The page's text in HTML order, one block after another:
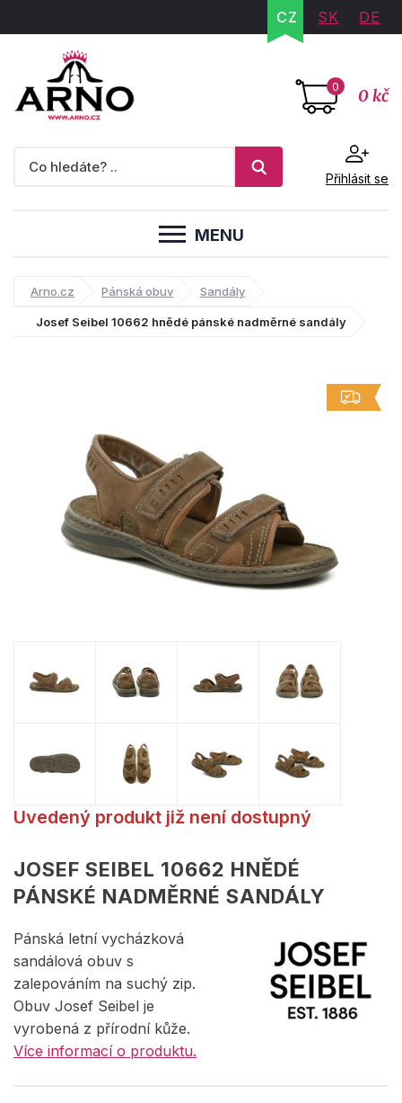
CZ SK DE
0 0 kč
Přihlásit se
MENU
Arno.cz Pánská obuv Sandály
Josef Seibel 10662 hnědé pánské nadměrné sandály
Uvedený produkt již není dostupný
JOSEF SEIBEL 10662 HNĚDÉ
PÁNSKÉ NADMĚRNÉ SANDÁLY
Pánská letní vycházková
sandálová obuv s
zalepováním na suchý zip.
Obuv Josef Seibel je
vyrobená z přírodní kůže.
Více informací o produktu.